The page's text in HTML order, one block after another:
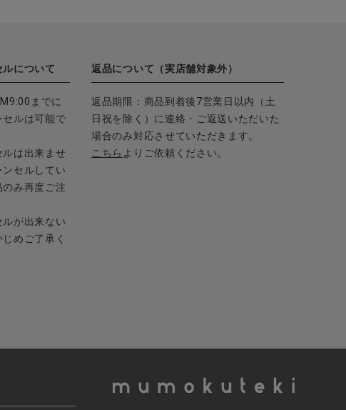
について
までに
セルは可能で
は出来ませ
セルしてい
み再度ご注
が出来ない
めご了承く
返品について（実店舗対象外）
返品期限：商品到着後7営業日以内（土
日祝を除く）に連絡・ご返送いただいた
場合のみ対応させていただきます。
こちら よりご依頼ください。